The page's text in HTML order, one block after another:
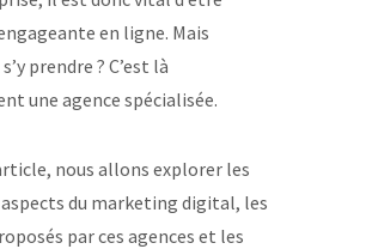
en ligne. Mais
prendre ? C’est là
une agence spécialisée.
nous allons explorer les
du marketing digital, les
par ces agences et les